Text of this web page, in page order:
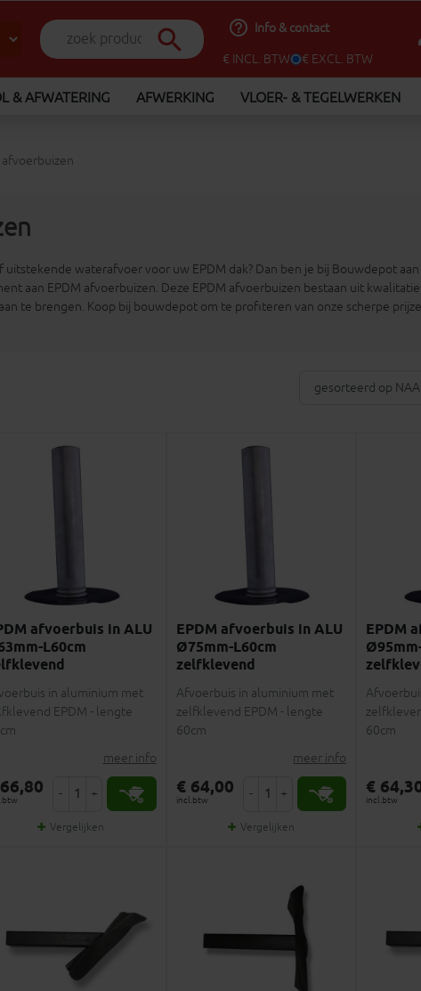
search help_outline Info & contact
€ INCL. BTW € EXCL. BTW
& AFWATERING AFWERKING VLOER- & TEGELWERKEN
afvoerbuizen
waterafvoer voor uw EPDM dak? Dan ben je bij Bouwdepot
aan EPDM afvoerbuizen. Deze EPDM afvoerbuizen bestaan uit
te brengen. Koop bij bouwdepot om te profiteren van onze scherpe
afvoerbuis in ALU
L60cm
in aluminium met
EPDM - lengte
meer info
- +
Vergelijken
EPDM afvoerbuis in ALU
Ø75mm-L60cm
zelfklevend
Afvoerbuis in aluminium met
zelfklevend EPDM - lengte
60cm
meer info
€ 64,00
incl.btw - +
Vergelijken
EPDM
60cm
€
incl.btw